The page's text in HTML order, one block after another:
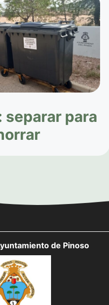
separar para
de Pinoso